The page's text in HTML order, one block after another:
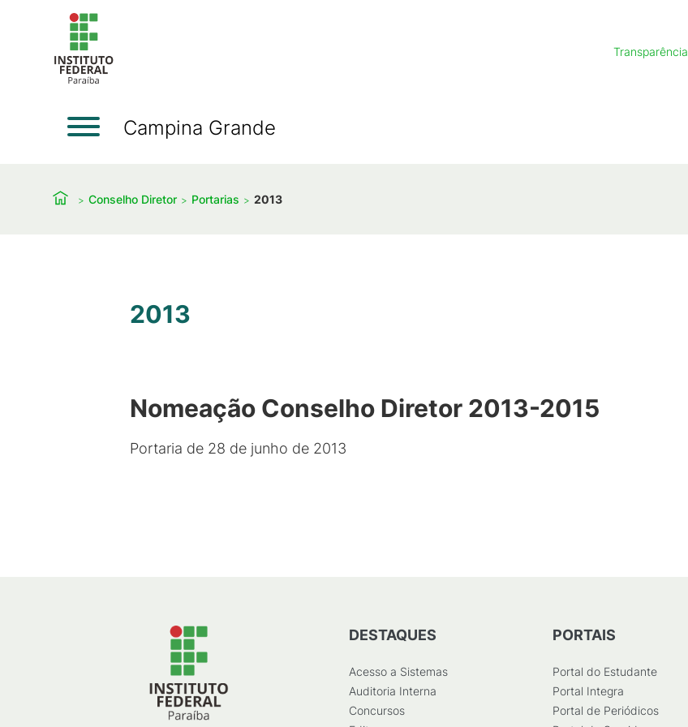
Transparência
Campina Grande
Conselho Diretor Portarias 2013
2013
Nomeação Conselho Diretor 2013-2015
Portaria de 28 de junho de 2013
DESTAQUES
Acesso a Sistemas
Auditoria Interna
Concursos
PORTAIS
Portal do Estudante
Portal Integra
Portal de Periódicos